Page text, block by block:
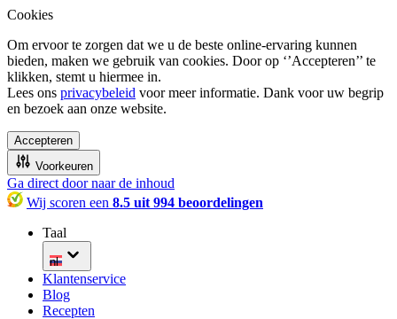
Cookies
Om ervoor te zorgen dat we u de beste online-ervaring kunnen
bieden, maken we gebruik van cookies. Door op ‘’Accepteren’’ te
klikken, stemt u hiermee in.
Lees ons privacybeleid voor meer informatie. Dank voor uw begrip
en bezoek aan onze website.
Accepteren
Voorkeuren
Ga direct door naar de inhoud
Wij scoren een 8.5 uit 994 beoordelingen
Taal
nl
Klantenservice
Blog
Recepten